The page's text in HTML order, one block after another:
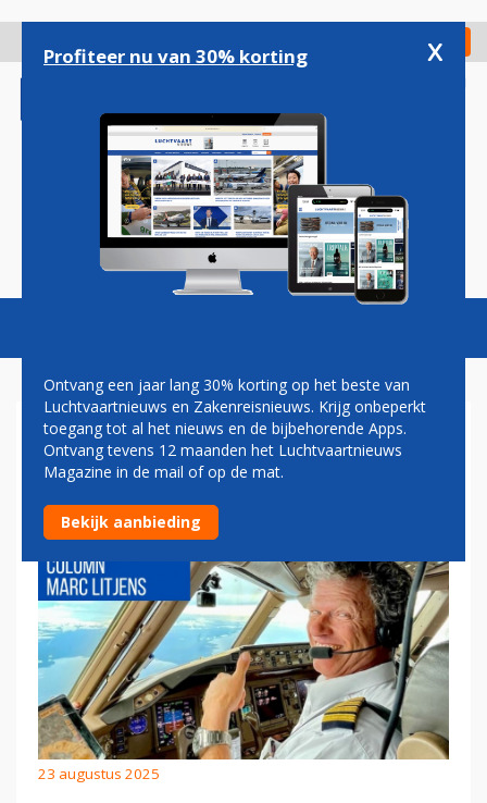
gaan
Check in
Magazine Podcasts Vacatures
XR WIL WEER VLIEGEN VANAF
SCHIPHOL
23 augustus 2025
Profiteer nu van 30% korting x
Ontvang een jaar lang 30% korting op het beste van
Luchtvaartnieuws en Zakenreisnieuws. Krijg onbeperkt
toegang tot al het nieuws en de bijbehorende Apps.
Ontvang tevens 12 maanden het Luchtvaartnieuws
Magazine in de mail of op de mat.
Bekijk aanbieding